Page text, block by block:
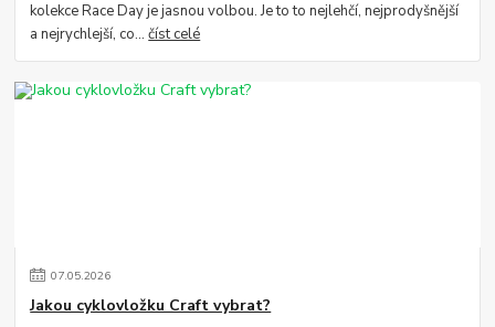
kolekce Race Day je jasnou volbou. Je to to nejlehčí, nejprodyšnější
a nejrychlejší, co...číst celé
07.05.2026
Jakou cyklovložku Craft vybrat?